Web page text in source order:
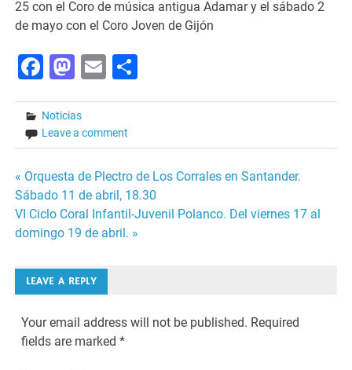
25 con el Coro de música antigua Adamar y el sábado 2
de mayo con el Coro Joven de Gijón
Facebook
Mastodon
Email
Noticias
Leave a comment
Post
navigation
« Orquesta de Plectro de Los Corrales en Santander.
Sábado 11 de abril, 18.30
VI Ciclo Coral Infantil-Juvenil Polanco. Del viernes 17 al
domingo 19 de abril. »
LEAVE A REPLY
Your email address will not be published. Required
fields are marked*